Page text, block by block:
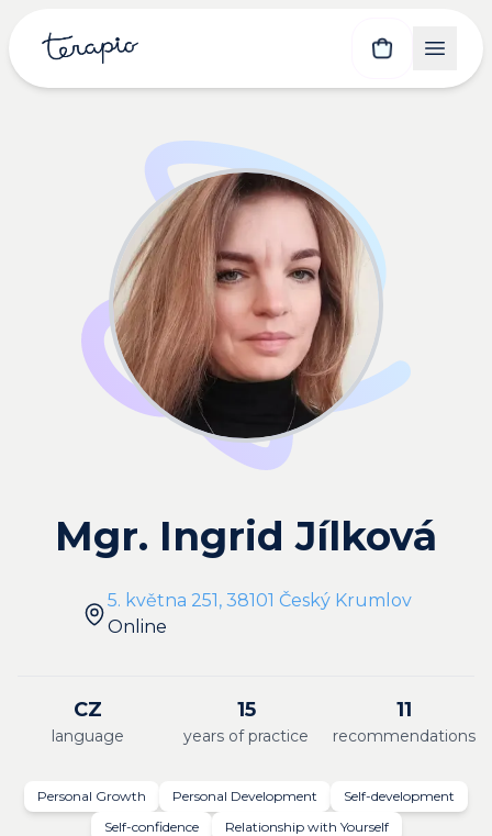
Mgr. Ingrid Jílková
5. května 251, 38101 Český Krumlov
Online
CZ
language
15
years of practice
11
recommendations
Personal Growth Personal Development
Self-development
Self-confidence
Relationship with Yourself